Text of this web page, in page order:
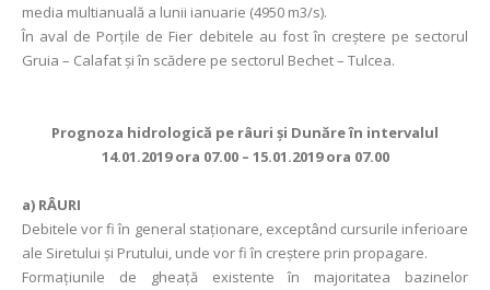
media multianuală a lunii ianuarie (4950 m3/s).
În aval de Porţile de Fier debitele au fost în creştere pe sectorul
Gruia – Calafat şi în scădere pe sectorul Bechet – Tulcea.
Prognoza hidrologică pe râuri şi Dunăre în intervalul
14.01.2019 ora 07.00 – 15.01.2019 ora 07.00
a) RÂURI
Debitele vor fi în general staționare, exceptând cursurile inferioare
ale Siretului și Prutului, unde vor fi în creștere prin propagare.
Formațiunile de gheață existente în majoritatea bazinelor